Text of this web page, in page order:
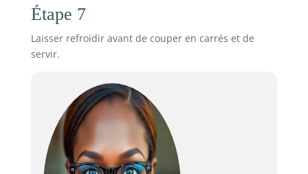
Étape 7
Laisser refroidir avant de couper en carrés et de
servir.